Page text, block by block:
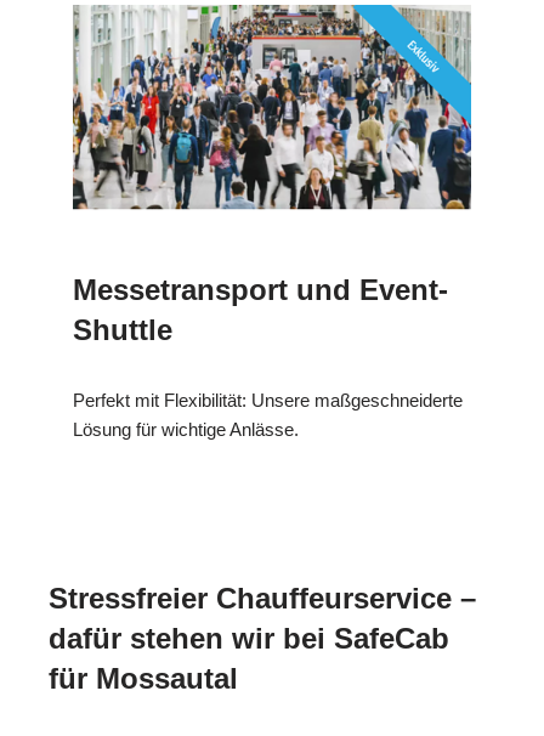
Messetransport und Event-
Shuttle
Perfekt mit Flexibilität: Unsere maßgeschneiderte
Lösung für wichtige Anlässe.
Stressfreier Chauffeurservice –
dafür stehen wir bei SafeCab
für Mossautal